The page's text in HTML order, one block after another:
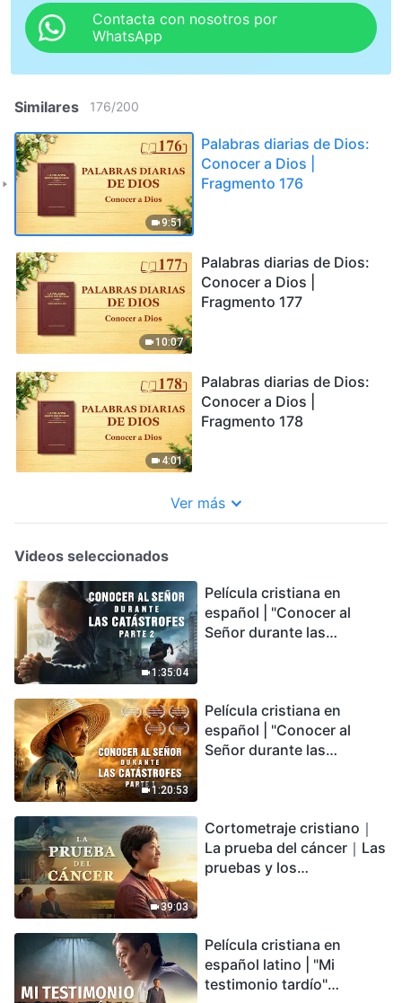
Contacta con nosotros por
WhatsApp
Similares 176/200
9:51
Palabras diarias de Dios:
Conocer a Dios |
Fragmento 176
10:07
Palabras diarias de Dios:
Conocer a Dios |
Fragmento 177
4:01
Palabras diarias de Dios:
Conocer a Dios |
Fragmento 178
Ver más
Videos seleccionados
1:35:04
Película cristiana en
español | "Conocer al
Señor durante las
podemos sobrevivir?
1:20:53
Película cristiana en
español | "Conocer al
Señor durante las
encontrarás refugio?
39:03
Cortometraje cristiano｜
La prueba del cáncer｜Las
pruebas y los
Película cristiana en
español latino | "Mi
testimonio tardío"